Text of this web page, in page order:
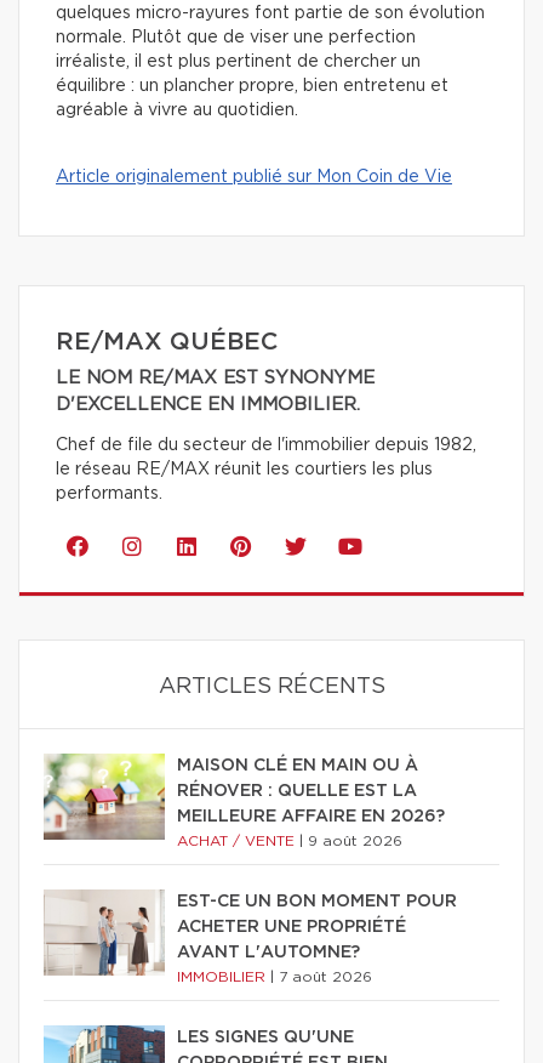
quelques micro-rayures font partie de son évolution
normale. Plutôt que de viser une perfection
irréaliste, il est plus pertinent de chercher un
équilibre : un plancher propre, bien entretenu et
agréable à vivre au quotidien.
Article originalement publié sur Mon Coin de Vie
RE/MAX QUÉBEC
LE NOM RE/MAX EST SYNONYME
D'EXCELLENCE EN IMMOBILIER.
Chef de file du secteur de l'immobilier depuis 1982,
le réseau RE/MAX réunit les courtiers les plus
performants.
ARTICLES RÉCENTS
MAISON CLÉ EN MAIN OU À
RÉNOVER : QUELLE EST LA
MEILLEURE AFFAIRE EN 2026?
ACHAT / VENTE 9 août 2026
EST-CE UN BON MOMENT POUR
ACHETER UNE PROPRIÉTÉ
AVANT L'AUTOMNE?
IMMOBILIER 7 août 2026
LES SIGNES QU'UNE